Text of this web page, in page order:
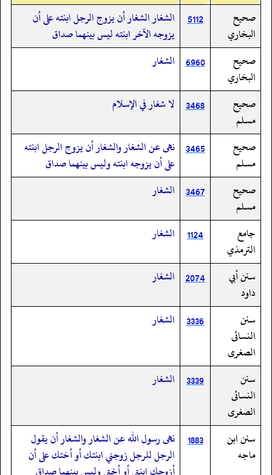
صحيح
البخاري
5112
الشغار الشغار أن يزوج الرجل ابنته على أن
يزوجه الآخر ابنته ليس بينهما صداق
صحيح
البخاري
6960 الشغار
صحيح
مسلم
3468 لا شغار في الإسلام
صحيح
مسلم
3465 نهى عن الشغار والشغار أن يزوج الرجل ابنته
على أن يزوجه ابنته وليس بينهما صداق
صحيح
مسلم
3467 الشغار
جامع
الترمذي
1124 الشغار
سنن أبي
داود
2074 الشغار
سنن
النسائى
الصغرى
3336 الشغار
سنن
النسائى
الصغرى
3339 الشغار
سنن ابن
ماجه
1883
نهى رسول الله عن الشغار والشغار أن يقول
الرجل للرجل زوجني ابنتك أو أختك على أن